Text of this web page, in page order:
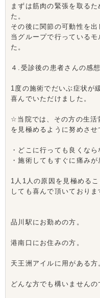
まずは筋肉の緊張を取る
た。
その後に関節の可動性を出
当グループで行っている
た。
４.受診後の患者さんの感想
1度の施術でだいぶ症状が
喜んでいただけました。
☆当院では、その方の生活
を見極めるように努めさせ
・どこに行っても良くなら
・施術してもすぐに痛みが
1人1人の原因を見極める
しても喜んで頂いておりま
品川駅にお勤めの方。
港南口にお住みの方。
天王洲アイルに用がある方
どんな方でも構いませんの